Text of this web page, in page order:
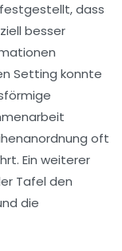
dass
besser
Setting konnte
oft
Ein weiterer
Tafel den
die